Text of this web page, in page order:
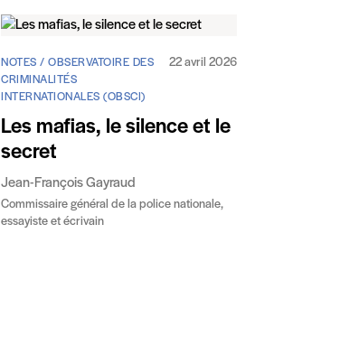
NOTES / OBSERVATOIRE DES
CRIMINALITÉS
INTERNATIONALES (OBSCI)
22 avril 2026
Les mafias, le silence et le
secret
Jean-François Gayraud
Commissaire général de la police nationale,
essayiste et écrivain